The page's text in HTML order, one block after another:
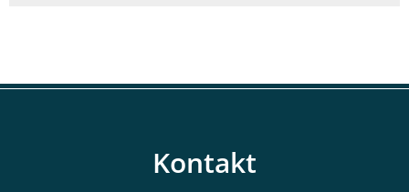
Kontakt